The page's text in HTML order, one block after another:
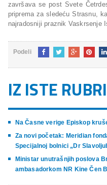
završava se post Svete
priprema za sledeću Strasnu,
najradosniji praznik Vaskrsenje
Podeli
IZ ISTE
Na Časne verige Episkop
Za novi početak: Meridian
Specijalnoj bolnici „Dr
Ministar unutrašnjih poslova
ambasadorkom NR Kine Čen